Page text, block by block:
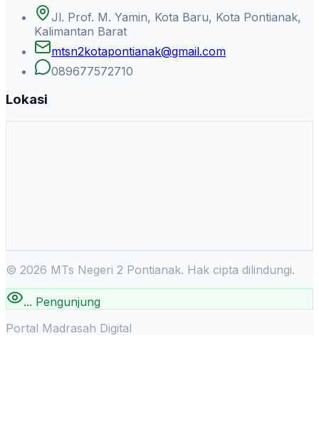
Jl. Prof. M. Yamin, Kota Baru, Kota Pontianak,
Kalimantan Barat
mtsn2kotapontianak@gmail.com
089677572710
Lokasi
© 2026 MTs Negeri 2 Pontianak. Hak cipta dilindungi.
... Pengunjung
Portal Madrasah Digital